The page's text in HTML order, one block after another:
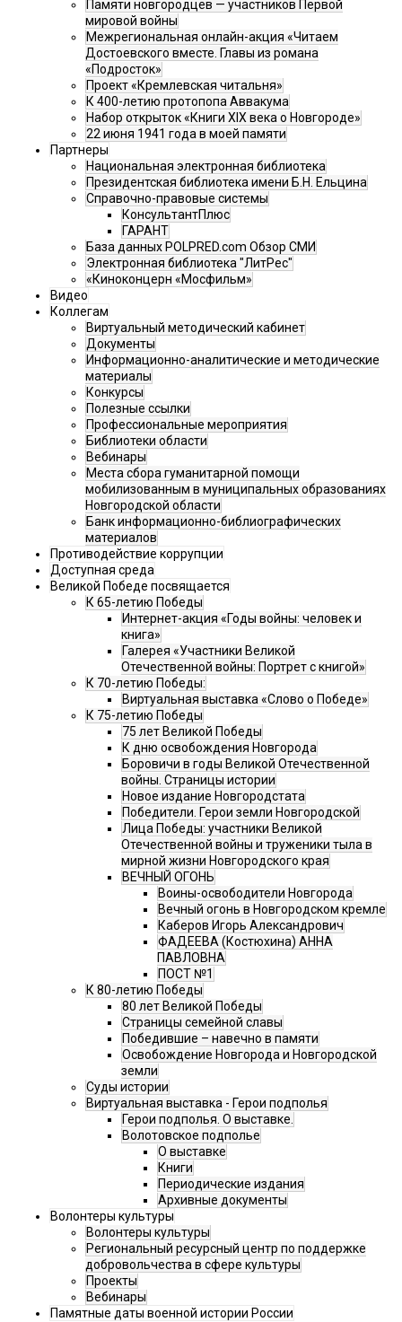
Памяти новгородцев — участников Первой
мировой войны
Межрегиональная онлайн-акция «Читаем
Достоевского вместе. Главы из романа
«Подросток»
Проект «Кремлевская читальня»
К 400-летию протопопа Аввакума
Набор открыток «Книги XIX века о Новгороде»
22 июня 1941 года в моей памяти
Партнеры
Национальная электронная библиотека
Президентская библиотека имени Б.Н. Ельцина
Справочно-правовые системы
КонсультантПлюс
ГАРАНТ
База данных POLPRED.com Обзор СМИ
Электронная библиотека "ЛитРес"
«Киноконцерн «Мосфильм»
Видео
Коллегам
Виртуальный методический кабинет
Документы
Информационно-аналитические и методические
материалы
Конкурсы
Полезные ссылки
Профессиональные мероприятия
Библиотеки области
Вебинары
Места сбора гуманитарной помощи
мобилизованным в муниципальных образованиях
Новгородской области
Банк информационно-библиографических
материалов
Противодействие коррупции
Доступная среда
Великой Победе посвящается
К 65-летию Победы
Интернет-акция «Годы войны: человек и
книга»
Галерея «Участники Великой
Отечественной войны: Портрет с книгой»
К 70-летию Победы:
Виртуальная выставка «Слово о Победе»
К 75-летию Победы
75 лет Великой Победы
К дню освобождения Новгорода
Боровичи в годы Великой Отечественной
войны. Страницы истории
Новое издание Новгородстата
Победители. Герои земли Новгородской
Лица Победы: участники Великой
Отечественной войны и труженики тыла в
мирной жизни Новгородского края
ВЕЧНЫЙ ОГОНЬ
Воины-освободители Новгорода
Вечный огонь в Новгородском кремле
Каберов Игорь Александрович
ФАДЕЕВА (Костюхина) АННА
ПАВЛОВНА
ПОСТ №1
К 80-летию Победы
80 лет Великой Победы
Страницы семейной славы
Победившие – навечно в памяти
Освобождение Новгорода и Новгородской
земли
Суды истории
Виртуальная выставка - Герои подполья
Герои подполья. О выставке.
Волотовское подполье
О выставке
Книги
Периодические издания
Архивные документы
Волонтеры культуры
Волонтеры культуры
Региональный ресурсный центр по поддержке
добровольчества в сфере культуры
Проекты
Вебинары
Памятные даты военной истории России